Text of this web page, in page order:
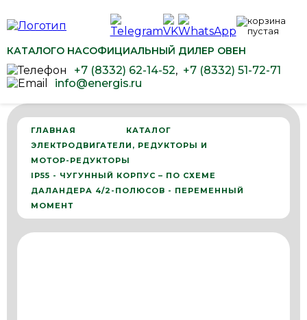
КАТАЛОГО НАСОФИЦИАЛЬНЫЙ ДИЛЕР ОВЕН
+7 (8332) 62-14-52, +7 (8332) 51-72-71
info@energis.ru
ГЛАВНАЯ
КАТАЛОГ
ЭЛЕКТРОДВИГАТЕЛИ, РЕДУКТОРЫ И
МОТОР-РЕДУКТОРЫ
IP55 - ЧУГУННЫЙ КОРПУС – ПО СХЕМЕ
ДАЛАНДЕРА 4/2-ПОЛЮСОВ - ПЕРЕМЕННЫЙ
МОМЕНТ